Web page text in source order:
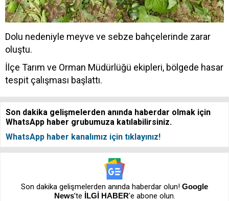
Dolu nedeniyle meyve ve sebze bahçelerinde zarar
oluştu.
İlçe Tarım ve Orman Müdürlüğü ekipleri, bölgede hasar
tespit çalışması başlattı.
Son dakika gelişmelerden anında haberdar olmak için
WhatsApp haber grubumuza katılabilirsiniz.
WhatsApp haber kanalımız için tıklayınız!
Son dakika gelişmelerden anında haberdar olun! Google
News’te İLGİ HABER'e abone olun.